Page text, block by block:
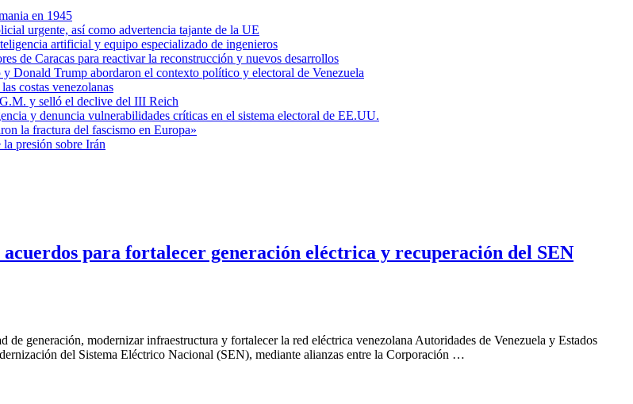
en 1945
urgente, así como advertencia tajante de la UE
artificial y equipo especializado de ingenieros
de Caracas para reactivar la reconstrucción y nuevos desarrollos
Donald Trump abordaron el contexto político y electoral de Venezuela
costas venezolanas
y selló el declive del III Reich
y denuncia vulnerabilidades críticas en el sistema electoral de EE.UU.
la fractura del fascismo en Europa»
presión sobre Irán
acuerdos para fortalecer generación eléctrica y recuperación del SEN
generación, modernizar infraestructura y fortalecer la red eléctrica venezolana Autoridades de Venezuela y Estados
del Sistema Eléctrico Nacional (SEN), mediante alianzas entre la Corporación …